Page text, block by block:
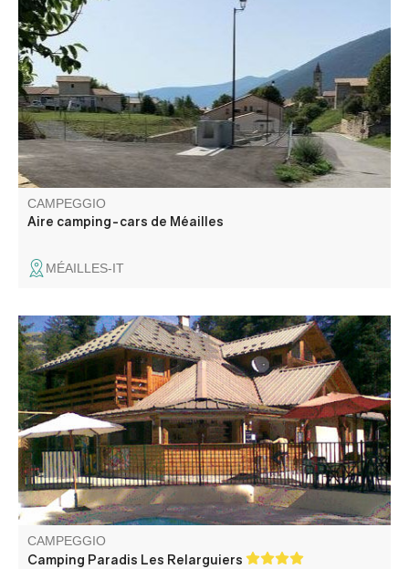
In un'area di attività ricreative e relax, il comune offre
un'area turistica per 2 camper.
CAMPEGGIO
Aire camping-cars de Méailles
MÉAILLES-IT
Benvenuti al campeggio Les Relarguiers, situato nel
cuore della valle dell'Haut Verdon, in mezzo alla natura. Il
campeggio offre un'ampia gamma di attività: piscina
riscaldata, parco giochi, campi da calcio e da pallavolo,
animazione, bar e ristorante.
CAMPEGGIO
Camping Paradis Les Relarguiers